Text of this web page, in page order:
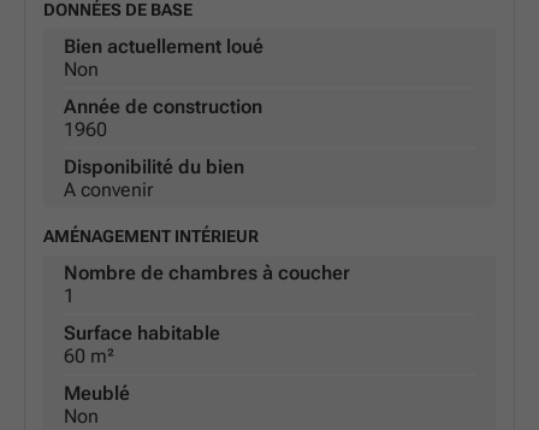
DONNÉES DE BASE
Bien actuellement loué
Non
Année de construction
1960
Disponibilité du bien
A convenir
AMÉNAGEMENT INTÉRIEUR
Nombre de chambres à coucher
1
Surface habitable
60 m²
Meublé
Non